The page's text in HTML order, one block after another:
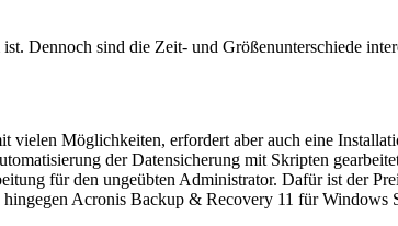
Dennoch sind die Zeit- und Größenunterschiede
Möglichkeiten, erfordert aber auch eine
der Datensicherung mit Skripten
für den ungeübten Administrator. Dafür ist der
Acronis Backup & Recovery 11 für Windows